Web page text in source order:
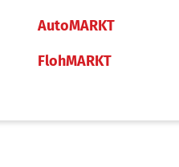
AutoMARKT
FlohMARKT